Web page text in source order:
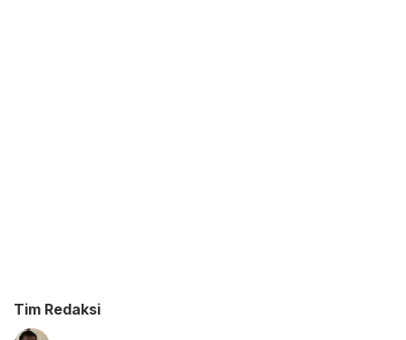
Tim Redaksi